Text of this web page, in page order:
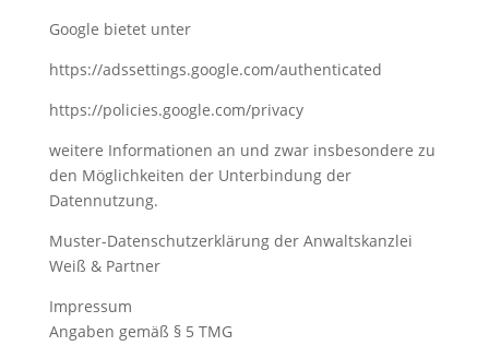
Google bietet unter
https://adssettings.google.com/authenticated
https://policies.google.com/privacy
weitere Informationen an und zwar insbesondere zu
den Möglichkeiten der Unterbindung der
Datennutzung.
Muster-Datenschutzerklärung der Anwaltskanzlei
Weiß & Partner
Impressum
Angaben gemäß § 5 TMG